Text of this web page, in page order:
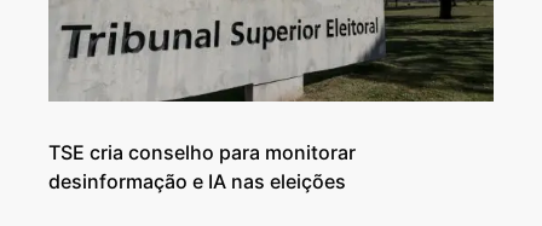
TSE cria conselho para monitorar
desinformação e IA nas eleições